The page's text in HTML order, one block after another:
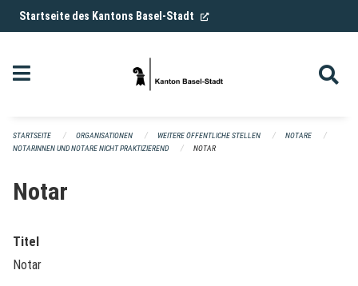
Navigation überspringen
Startseite des Kantons Basel-Stadt (External Link)
STARTSEITE ORGANISATIONEN WEITERE ÖFFENTLICHE STELLEN
NOTARE
NOTARINNEN UND NOTARE NICHT PRAKTIZIEREND
NOTAR
Notar
Titel
Notar